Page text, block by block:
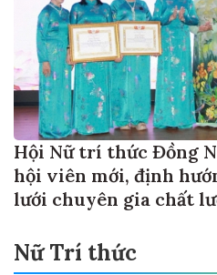
Hội Nữ trí thức Đồng
hội viên mới, định
lưới chuyên gia chất
Nữ Trí thức